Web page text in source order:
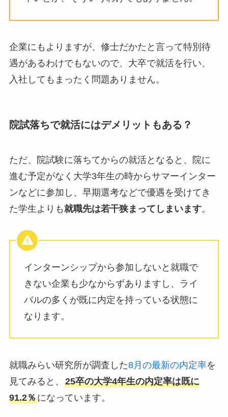
企業にもよりますが、修士だかたと言って特別待
遇があるわけでもないので、大卒で就活を行い、
入社してもまったく問題ありません。
院試落ちで就活にはデメリットもある？
ただ、院試験に落ちてからの就活となると、院に
進む予定がなく大学3年生の時からサマーインター
ンなどに参加し、早期選考などで優遇を受けてき
た学生よりも就職先は若干狭まってしまいます。
インターンシップから参加しないと就職で
きない企業も少なからずありますし、ライ
バルの多くが既に内定を持っている状態に
なります。
就職みらい研究所が調査した8月の最新の内定率を
見てみると、 25卒の大学4年生の内定率は既に
91.2％になっています。